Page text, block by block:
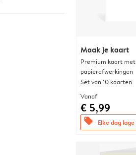
Maak je kaart
Premium kaart
papierafwerkingen
Set van 10 kaarten
Vanaf
€ 5,99
offers Elke dag